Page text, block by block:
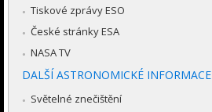
Tiskové zprávy ESO
České stránky ESA
NASA TV
DALŠÍ ASTRONOMICKÉ INFORMACE
Světelné znečištění